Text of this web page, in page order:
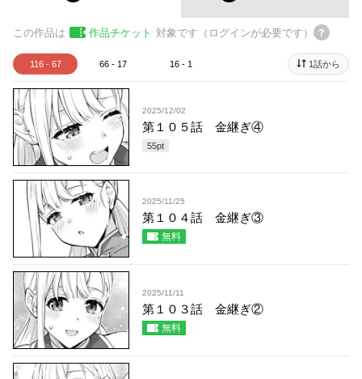
この作品は 作品チケット 対象です（ログインが必要です）
116 - 67 66 - 17 16 - 1 1話から
2025/12/02
第１０５話 金継ぎ④
55pt
2025/11/25
第１０４話 金継ぎ③
無料
2025/11/11
第１０３話 金継ぎ②
無料